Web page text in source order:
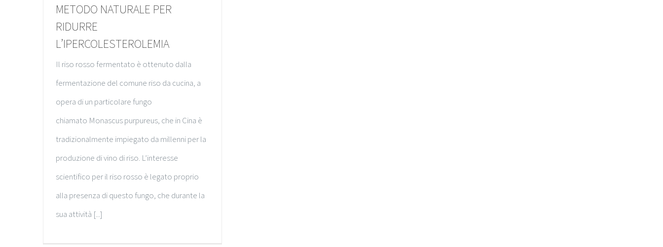
METODO NATURALE PER
RIDURRE
L’IPERCOLESTEROLEMIA
Il riso rosso fermentato è ottenuto dalla
fermentazione del comune riso da cucina, a
opera di un particolare fungo
chiamato Monascus purpureus, che in Cina è
tradizionalmente impiegato da millenni per la
produzione di vino di riso. L’interesse
scientifico per il riso rosso è legato proprio
alla presenza di questo fungo, che durante la
sua attività [...]